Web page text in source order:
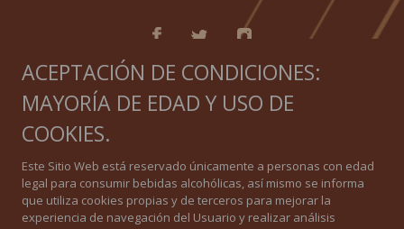
IGUAL QUE NINGUNO
Política de privacidad
Política de Cookies
ACEPTACIÓN DE CONDICIONES:
MAYORÍA DE EDAD Y USO DE
COOKIES.
Este Sitio Web está reservado únicamente a personas con edad
legal para consumir bebidas alcohólicas, así mismo se informa
que utiliza cookies propias y de terceros para mejorar la
experiencia de navegación del Usuario y realizar análisis